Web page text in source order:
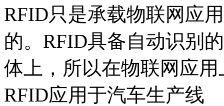
RFID只是承载物联网应
的。RFID具备自动识别
体上，所以在物联网应
RFID应用于汽车生产线